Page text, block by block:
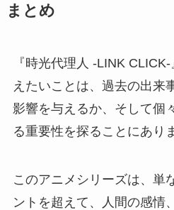
まとめ
『時光代理人 -LINK
えたいことは、過去の出来
影響を与えるか、そして個
る重要性を探ることにあり
このアニメシリーズは、単
ントを超えて、人間の感情